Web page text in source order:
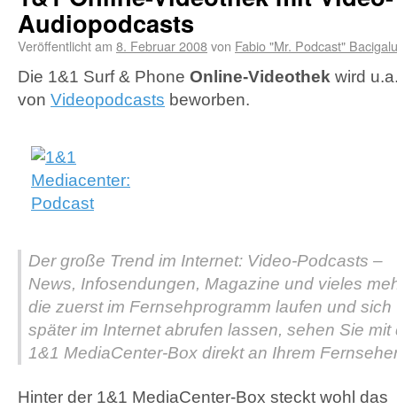
Audiopodcasts
Veröffentlicht am 8. Februar 2008von Fabio "Mr. Podcast"
Die 1&1 Surf & Phone Online-Videothek wird
von Videopodcasts beworben.
Der große Trend im Internet: Video-Podcasts –
News, Infosendungen, Magazine und vieles
die zuerst im Fernsehprogramm laufen und sich
später im Internet abrufen lassen, sehen Sie mit
1&1 MediaCenter-Box direkt an Ihrem
Hinter der 1&1 MediaCenter-Box steckt wohl das